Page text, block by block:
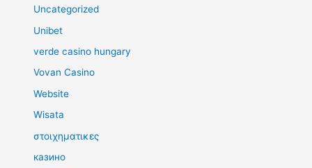
Uncategorized
Unibet
verde casino hungary
Vovan Casino
Website
Wisata
στοιχηματικες
казино